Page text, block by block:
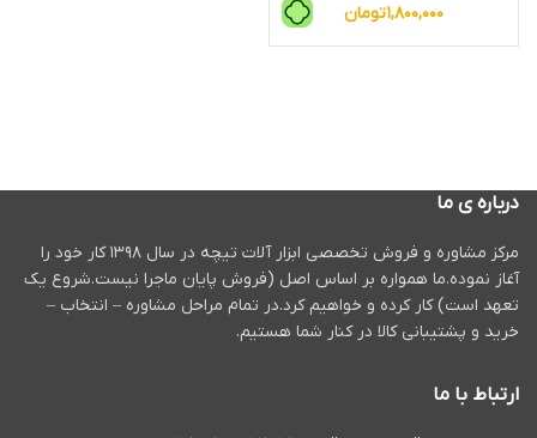
۱,۸۰۰,۰۰۰تومان
درباره ی ما
مرکز مشاوره و فروش تخصصی ابزار آلات تیچه در سال ۱۳۹۸ کار خود را
آغاز نموده.ما همواره بر اساس اصل (فروش پایان ماجرا نیست.شروع یک
تعهد است) کار کرده و خواهیم کرد.در تمام مراحل مشاوره – انتخاب –
خرید و پشتیبانی کالا در کنار شما هستیم.
ارتباط با ما